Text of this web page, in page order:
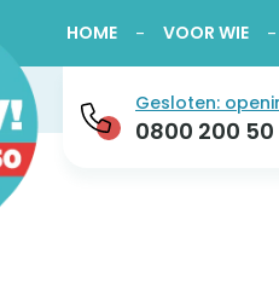
HOME VOOR WIE
Gesloten:
0800 200 50